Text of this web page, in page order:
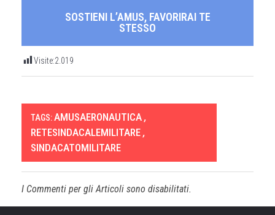
SOSTIENI L’AMUS, FAVORIRAI TE
STESSO
Visite:2.019
TAGS:AMUSAERONAUTICA ,
RETESINDACALEMILITARE ,
SINDACATOMILITARE
I Commenti per gli Articoli sono disabilitati.